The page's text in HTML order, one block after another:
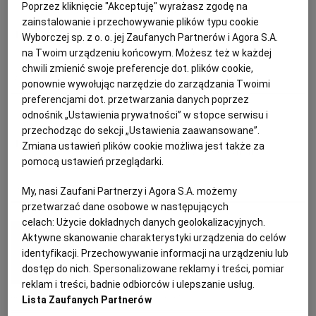
LUBLIN
ŁÓDŹ
OLSZTYN
OPOLE
POZNAŃ
RADOM
RYBNIK
PUBLIO.PL
KULTURALNYSKLEP.PL
DZIECKO
ZDROWIE
PODRÓŻE
WIDEO
FORUM
Magazyn Kuchnia
Pieczone jabłka z bakaliami
ORZECHY OWOCE PRZEPISY KULINARNE
Magazyn Kuchnia
Pudding razowy z owocami
CIASTA CIASTO Z JABŁKAMI DESERY JABŁKA
Magazyn Kuchnia
Tarta z jabłkami i bezą
BEZA CIASTO CIASTO Z JABŁKAMI
Poprzez kliknięcie "Akceptuję" wyrażasz zgodę na
zainstalowanie i przechowywanie plików typu cookie
Wyborczej sp. z o. o. jej Zaufanych Partnerów i Agora S.A.
na Twoim urządzeniu końcowym. Możesz też w każdej
chwili zmienić swoje preferencje dot. plików cookie,
ponownie wywołując narzędzie do zarządzania Twoimi
preferencjami dot. przetwarzania danych poprzez
odnośnik „Ustawienia prywatności” w stopce serwisu i
przechodząc do sekcji „Ustawienia zaawansowane”.
Zmiana ustawień plików cookie możliwa jest także za
pomocą ustawień przeglądarki.
My, nasi Zaufani Partnerzy i Agora S.A. możemy
przetwarzać dane osobowe w następujących
celach:Użycie dokładnych danych geolokalizacyjnych.
Aktywne skanowanie charakterystyki urządzenia do celów
identyfikacji. Przechowywanie informacji na urządzeniu lub
dostęp do nich. Spersonalizowane reklamy i treści, pomiar
reklam i treści, badnie odbiorców i ulepszanie usług.
Lista Zaufanych Partnerów